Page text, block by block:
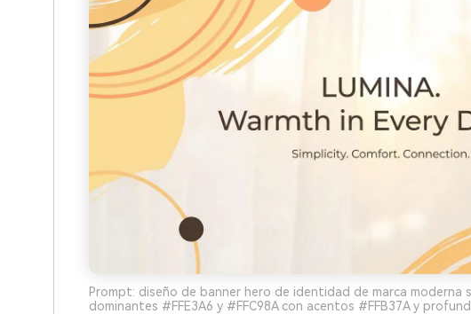
Prompt: diseño de banner hero de identidad de marca
dominantes #FFE3A6 y #FFC98A con acentos #FFB37A y